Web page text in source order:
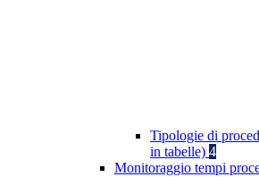
Tipologie di
in tabelle) 4
Monitoraggio tempi